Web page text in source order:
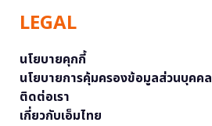
LEGAL
นโยบายคุกกี้
นโยบายการคุ้มครองข้อมูลส่วนบุคคล
ติดต่อเรา
เกี่ยวกับเอ็มไทย